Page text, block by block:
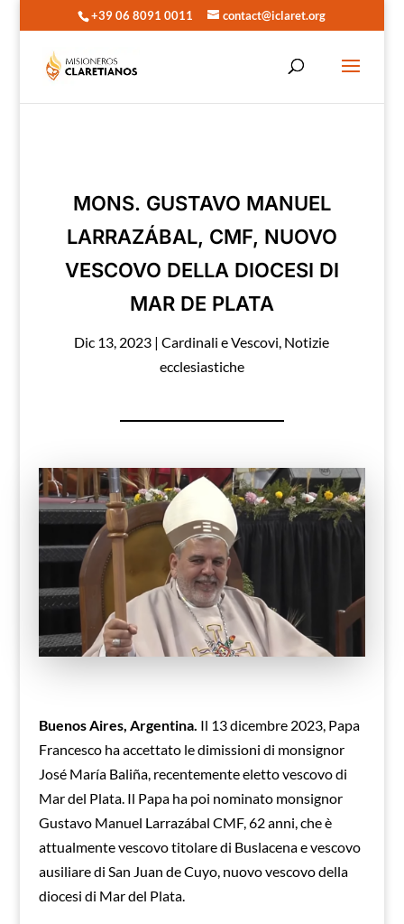
+39 06 8091 0011 contact@iclaret.org
MONS. GUSTAVO MANUEL
LARRAZÁBAL, CMF, NUOVO
VESCOVO DELLA DIOCESI DI
MAR DE PLATA
Dic 13, 2023 |Cardinali e Vescovi, Notizie
ecclesiastiche
Buenos Aires, Argentina. Il 13 dicembre 2023, Papa
Francesco ha accettato le dimissioni di monsignor
José María Baliña, recentemente eletto vescovo di
Mar del Plata. Il Papa ha poi nominato monsignor
Gustavo Manuel Larrazábal CMF, 62 anni, che è
attualmente vescovo titolare di Buslacena e vescovo
ausiliare di San Juan de Cuyo, nuovo vescovo della
diocesi di Mar del Plata.